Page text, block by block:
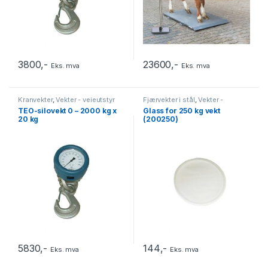
3800,- Eks. mva 23600,- Eks. mva
Kranvekter,Vekter - veieutstyr
TEO-silovekt 0 – 2000 kg x
20 kg
5830,- Eks. mva
Fjærvekter i stål,Vekter -
veieutstyr
Glass for 250 kg vekt
(200250)
144,- Eks. mva